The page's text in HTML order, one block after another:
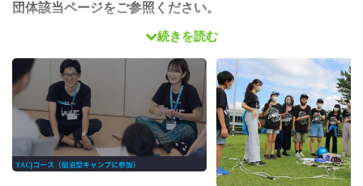
団体該当ページをご参照ください。
「テイク・アクション・キャンプ」で、サポートやワーク
ショップのファシリテーションを行うインターンを募集し
ます！
テイク・アクション・キャンプは、子どもたちの課題発見
続きを読む